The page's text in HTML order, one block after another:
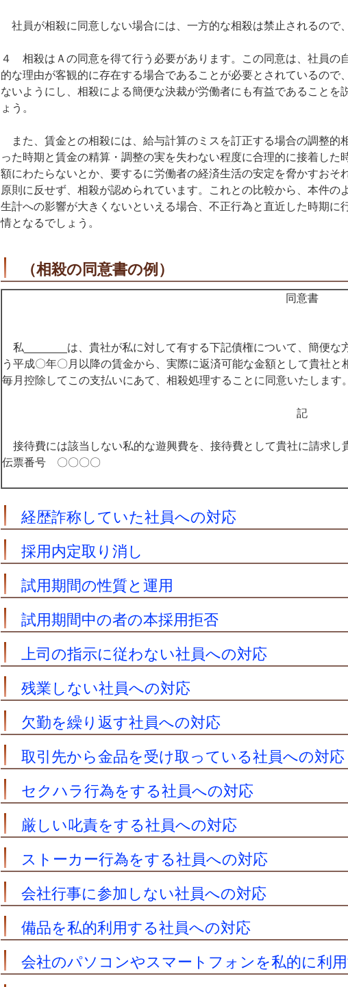
社員が相殺に同意しない場合には、一方的な相殺は禁止されるので
４ 相殺はＡの同意を得て行う必要があります。この同意は、社員の
的な理由が客観的に存在する場合であることが必要とされているの
ないようにし、相殺による簡便な決裁が労働者にも有益であること
ょう。
また、賃金との相殺には、給与計算のミスを訂正する場合の調整的
った時期と賃金の精算・調整の実を失わない程度に合理的に接着し
額にわたらないとか、要するに労働者の経済生活の安定を脅かすお
原則に反せず、相殺が認められています。これとの比較から、本件
生計への影響が大きくないといえる場合、不正行為と直近した時期
情となるでしょう。
（相殺の同意書の例）
同意書
私_______は、貴社が私に対して有する下記債権について、簡便な
う平成〇年〇月以降の賃金から、実際に返済可能な金額として貴社
毎月控除してこの支払いにあて、相殺処理することに同意いたします。
記
接待費には該当しない私的な遊興費を、接待費として貴社に請求し
伝票番号 〇〇〇〇
経歴詐称していた社員への対応
採用内定取り消し
試用期間の性質と運用
試用期間中の者の本採用拒否
上司の指示に従わない社員への対応
残業しない社員への対応
欠勤を繰り返す社員への対応
取引先から金品を受け取っている社員への対応
セクハラ行為をする社員への対応
厳しい叱責をする社員への対応
ストーカー行為をする社員への対応
会社行事に参加しない社員への対応
備品を私的利用する社員への対応
会社のパソコンやスマートフォンを私的に利